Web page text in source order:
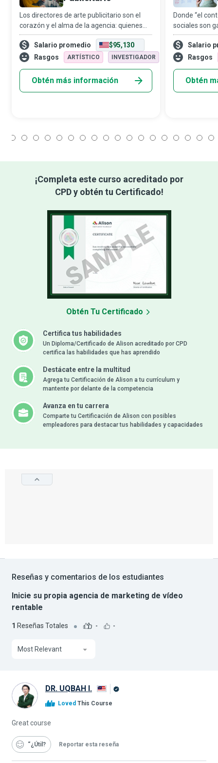
Los directores de arte publicitario son el
corazón y el alma de la agencia: quienes
contratan y fomentan talento genuino,
quienes no solo tienen el oído del cliente,
sino también su confianza y su cor
Salario promedio
$95,130
Rasgos
ARTÍSTICO INVESTIGADOR
Obtén más información
Donde “el
sociales son
entregar
preciso en
Salario
Rasgos
Obtén
¡Completa este curso acreditado por
CPD y obtén tu Certificado!
Certifica tus habilidades
Un Diploma/Certificado de Alison acreditado por CPD
certifica las habilidades que has aprendido
Destácate entre la multitud
Agrega tu Certificación de Alison a tu currículum y
mantente por delante de la competencia
Avanza en tu carrera
Comparte tu Certificación de Alison con posibles
empleadores para destacar tus habilidades y capacidades
Obtén Tu Certificado
Reseñas y comentarios de los estudiantes
Inicie su propia agencia de marketing de vídeo
rentable
1 Reseñas Totales - -
Most Relevant
DR. UQBAH I.
Loved This Course
Great course
“¿Útil Reportar esta reseña